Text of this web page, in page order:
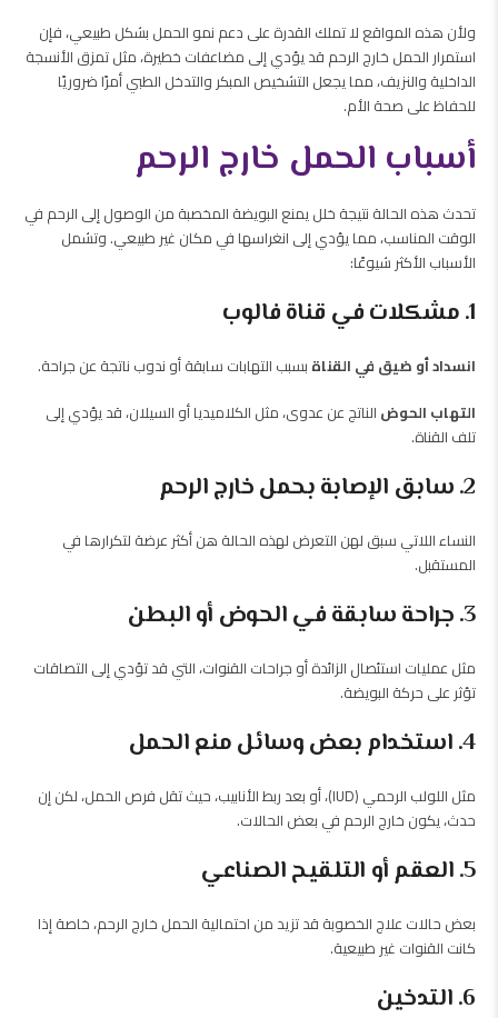
ولأن هذه المواقع لا تملك القدرة على دعم نمو الحمل بشكل طبيعي، فإن
استمرار الحمل خارج الرحم قد يؤدي إلى مضاعفات خطيرة، مثل تمزق الأنسجة
الداخلية والنزيف، مما يجعل التشخيص المبكر والتدخل الطبي أمرًا ضروريًا
للحفاظ على صحة الأم.
أسباب الحمل خارج الرحم
تحدث هذه الحالة نتيجة خلل يمنع البويضة المخصبة من الوصول إلى الرحم في
الوقت المناسب، مما يؤدي إلى انغراسها في مكان غير طبيعي. وتشمل
الأسباب الأكثر شيوعًا:
1. مشكلات في قناة فالوب
انسداد أو ضيق في القناة بسبب التهابات سابقة أو ندوب ناتجة عن جراحة.
التهاب الحوض الناتج عن عدوى، مثل الكلاميديا أو السيلان، قد يؤدي إلى
تلف القناة.
2. سابق الإصابة بحمل خارج الرحم
النساء اللاتي سبق لهن التعرض لهذه الحالة هن أكثر عرضة لتكرارها في
المستقبل.
3. جراحة سابقة في الحوض أو البطن
مثل عمليات استئصال الزائدة أو جراحات القنوات، التي قد تؤدي إلى التصاقات
تؤثر على حركة البويضة.
4. استخدام بعض وسائل منع الحمل
مثل اللولب الرحمي (IUD)، أو بعد ربط الأنابيب، حيث تقل فرص الحمل، لكن إن
حدث، يكون خارج الرحم في بعض الحالات.
5. العقم أو التلقيح الصناعي
بعض حالات علاج الخصوبة قد تزيد من احتمالية الحمل خارج الرحم، خاصة إذا
كانت القنوات غير طبيعية.
6. التدخين